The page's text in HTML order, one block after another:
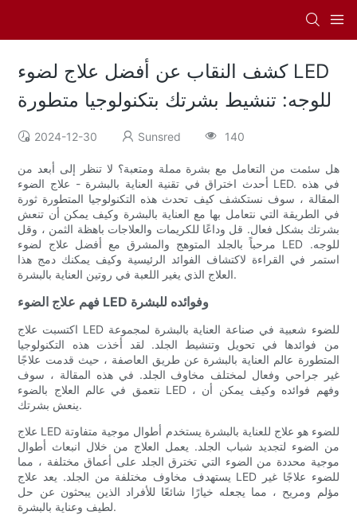
كشف النقاب عن أفضل علاج لضوء LED
للوجه: تنشيط بشرتك بتكنولوجيا متطورة
2024-12-30 Sunsred 140
هل سئمت من التعامل مع بشرة مملة ومتعبة؟ لا تنظر إلى أبعد من
أحدث اختراق في تقنية العناية بالبشرة - علاج الضوء LED. في هذه
المقالة ، سوف نستكشف كيف تحدث هذه التكنولوجيا المتطورة ثورة
في الطريقة التي نتعامل بها مع العناية بالبشرة وكيف يمكن أن تنعش
بشرتك بشكل فعال. قل وداعًا للكريمات والعلاجات باهظة الثمن ، وقل
مرحباً بالجلد المتوهج والمشرق مع أفضل علاج لضوء LED للوجه.
استمر في القراءة لاكتشاف الفوائد الرئيسية وكيف يمكنك دمج هذا
العلاج الذي يغير اللعبة في روتين العناية بالبشرة.
فهم علاج الضوء LED وفوائده للبشرة
اكتسبت علاج LED للضوء شعبية في صناعة العناية بالبشرة لمجموعة
من فوائدها في تحويل وتنشيط الجلد. لقد أخذت هذه التكنولوجيا
المتطورة عالم العناية بالبشرة عن طريق العاصفة ، حيث قدمت علاجًا
غير جراحي وفعال لمختلف مخاوف الجلد. في هذه المقالة ، سوف
نتعمق في عالم العلاج بالضوء LED ، وفهم فوائده وكيف يمكن أن
ينعش بشرتك.
علاج LED للضوء هو علاج للعناية بالبشرة يستخدم أطوال موجية متفاوتة
من الضوء لتجديد شباب الجلد. يعمل العلاج من خلال انبعاث أطوال
موجية محددة من الضوء التي تخترق الجلد على أعماق مختلفة ، مما
يستهدف مخاوف مختلفة من الجلد. يعد علاج LED للضوء علاجًا غير
مؤلم ومريح ، مما يجعله خيارًا شائعًا للأفراد الذين يبحثون عن حل
لطيف وعناية بالبشرة.